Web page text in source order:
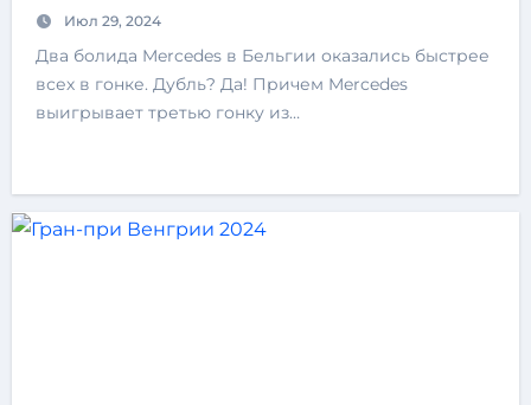
Июл 29, 2024
Два болида Mercedes в Бельгии оказались быстрее
всех в гонке. Дубль? Да! Причем Mercedes
выигрывает третью гонку из…